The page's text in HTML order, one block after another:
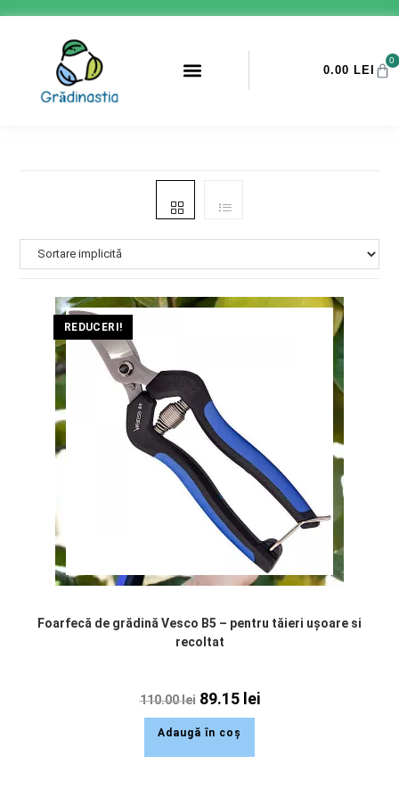
0.00 LEI
0
REDUCERI!
Foarfecă de grădină Vesco B5 – pentru tăieri ușoare si
recoltat
110.00lei 89.15 lei
Adaugă în coș